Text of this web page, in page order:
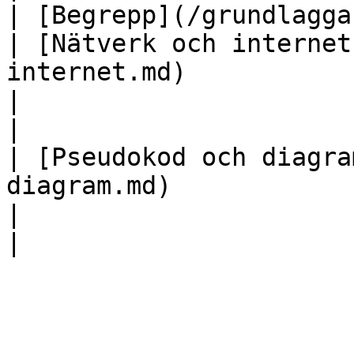
| [Begrepp](/
| [Nätverk och
internet.md)
| [Pseudokod och
diagram.md)